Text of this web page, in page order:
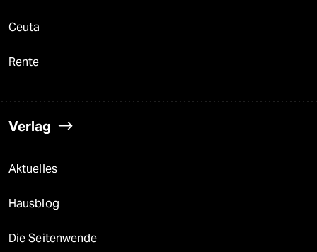
Ceuta
Rente
Verlag
Aktuelles
Hausblog
Die Seitenwende